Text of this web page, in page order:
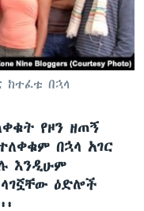
ከተፈቱ በኋላ
የዞን ዘጠኝ
በኋላ አገር
እንዲሁም
ዕድሎች